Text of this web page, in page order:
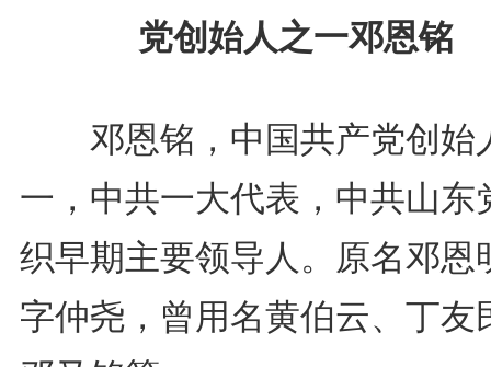
党创始人之一邓恩铭
邓恩铭，中国共产党创始
一，中共一大代表，中共山东
织早期主要领导人。原名邓恩
字仲尧，曾用名黄伯云、丁友